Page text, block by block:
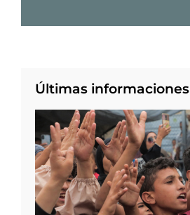
Últimas informaciones